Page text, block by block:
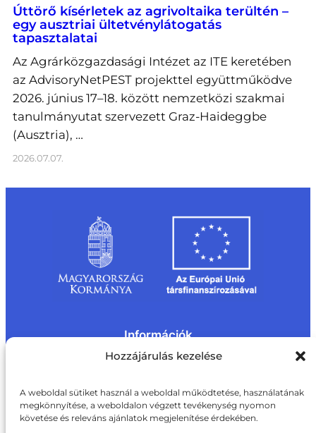
Hozzájárulás kezelése
A weboldal sütiket használ a weboldal működtetése, használatának
megkönnyítése, a weboldalon végzett tevékenység nyomon
követése és releváns ajánlatok megjelenítése érdekében.
Úttörő kísérletek az agrivoltaika terültén –
egy ausztriai ültetvénylátogatás
tapasztalatai
Az Agrárközgazdasági Intézet az ITE keretében
az AdvisoryNetPEST projekttel együttműködve
2026. június 17–18. között nemzetközi szakmai
tanulmányutat szervezett Graz-Haideggbe
(Ausztria), …
2026.07.07.
Információk
Impresszum
Rólunk
Oldaltérkép
Adatvédelmi nyilatkozat
Akadálymentesítési nyilatkozat
Cookie tájékoztató
Kapcsolat